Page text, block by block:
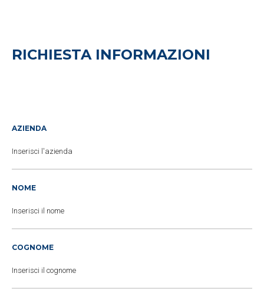
RICHIESTA INFORMAZIONI
AZIENDA
NOME
COGNOME